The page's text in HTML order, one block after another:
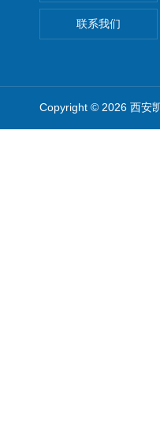
联系我们
Copyright © 2026 西安